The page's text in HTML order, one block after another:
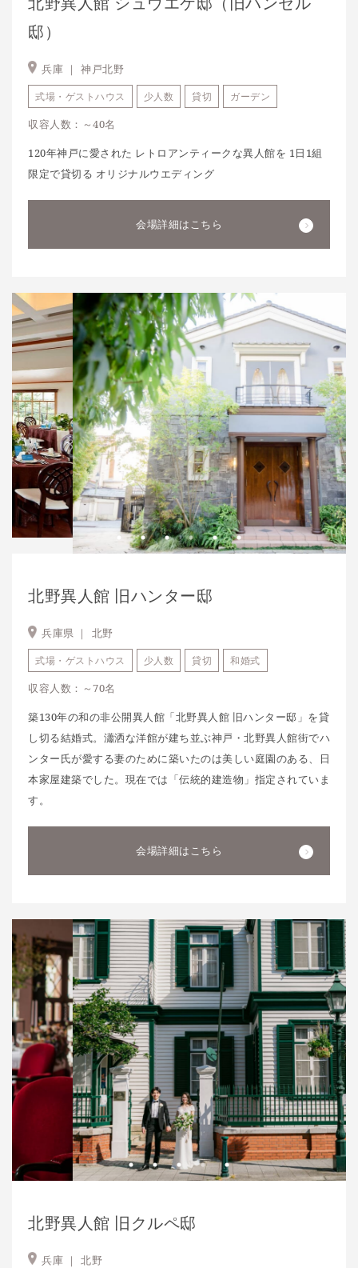
邸）
兵庫 ｜ 神戸北野
式場・ゲストハウス 少人数 貸切 ガーデン
収容人数：～40名
120年神戸に愛された レトロアンティークな異人館を 1日1組
限定で貸切る オリジナルウエディング
会場詳細はこちら
北野異人館 旧ハンター邸
兵庫県 ｜ 北野
式場・ゲストハウス 少人数 貸切 和婚式
収容人数：～70名
築130年の和の非公開異人館「北野異人館 旧ハンター邸」を貸
し切る結婚式。瀟洒な洋館が建ち並ぶ神戸・北野異人館街でハ
ンター氏が愛する妻のために築いたのは美しい庭園のある、日
本家屋建築でした。現在では「伝統的建造物」指定されていま
す。
会場詳細はこちら
北野異人館 旧クルペ邸
兵庫 ｜ 北野